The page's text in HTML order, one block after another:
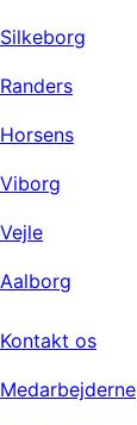
Silkeborg
Randers
Horsens
Viborg
Vejle
Aalborg
Kontakt os
Medarbejderne